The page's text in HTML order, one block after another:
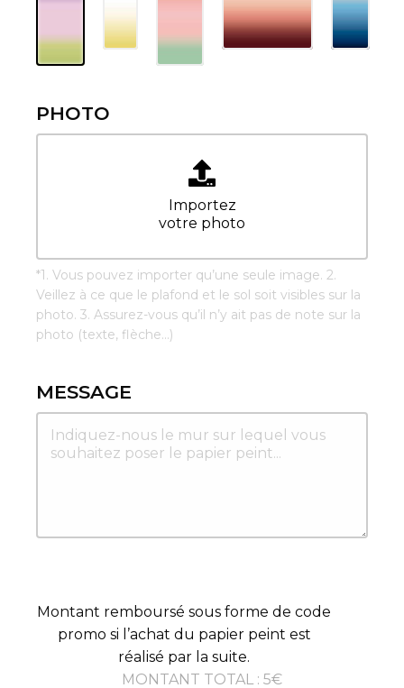
PHOTO
Importez
votre photo
*1. Vous pouvez importer qu’une seule image. 2.
Veillez à ce que le plafond et le sol soit visibles sur la
photo. 3. Assurez-vous qu’il n’y ait pas de note sur la
photo (texte, flèche...)
MESSAGE
Montant remboursé sous forme de code
promo si l’achat du papier peint est
réalisé par la suite.
MONTANT TOTAL : 5€